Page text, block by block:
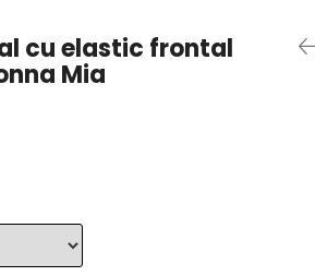
cu elastic frontal
Mia